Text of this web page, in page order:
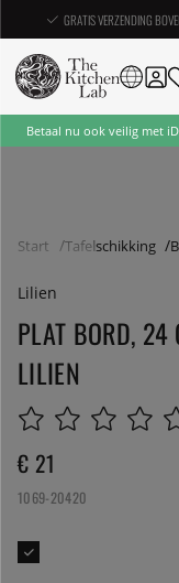
GRATIS VERZENDING
Betaal nu ook veilig met
Start Tafelschikking
Lilien
PLAT BORD, 24
LILIEN
€ 21
1069-20420